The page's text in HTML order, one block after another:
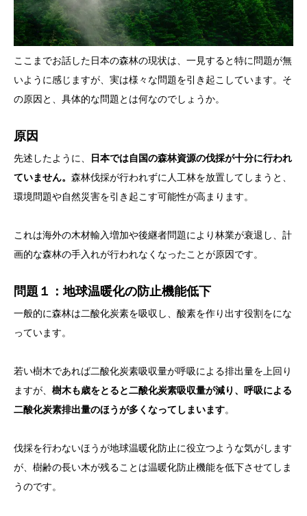
ここまでお話した日本の森林の現状は、一見すると特に問題が無
いように感じますが、実は様々な問題を引き起こしています。そ
の原因と、具体的な問題とは何なのでしょうか。
原因
先述したように、
日本では自国の森林資源の伐採が十分に行われ
ていません。 森林伐採が行われずに人工林を放置してしまうと、
環境問題や自然災害を引き起こす可能性が高まります。
これは海外の木材輸入増加や後継者問題により林業が衰退し、計
画的な森林の手入れが行われなくなったことが原因です。
問題１：地球温暖化の防止機能低下
一般的に森林は二酸化炭素を吸収し、酸素を作り出す役割をにな
っています。
若い樹木であれば二酸化炭素吸収量が呼吸による排出量を上回り
ますが、 樹木も歳をとると二酸化炭素吸収量が減り、呼吸による
二酸化炭素排出量のほうが多くなってしまいます。
伐採を行わないほうが地球温暖化防止に役立つような気がします
が、樹齢の長い木が残ることは温暖化防止機能を低下させてしま
うのです。